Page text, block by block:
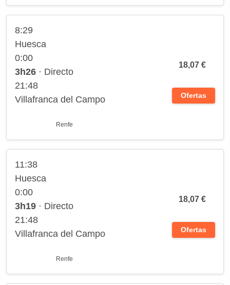
8:29
Huesca
0:00
3h26 · Directo
21:48
Villafranca del Campo
Renfe
18,07 €
Ofertas
11:38
Huesca
0:00
3h19 · Directo
21:48
Villafranca del Campo
Renfe
18,07 €
Ofertas